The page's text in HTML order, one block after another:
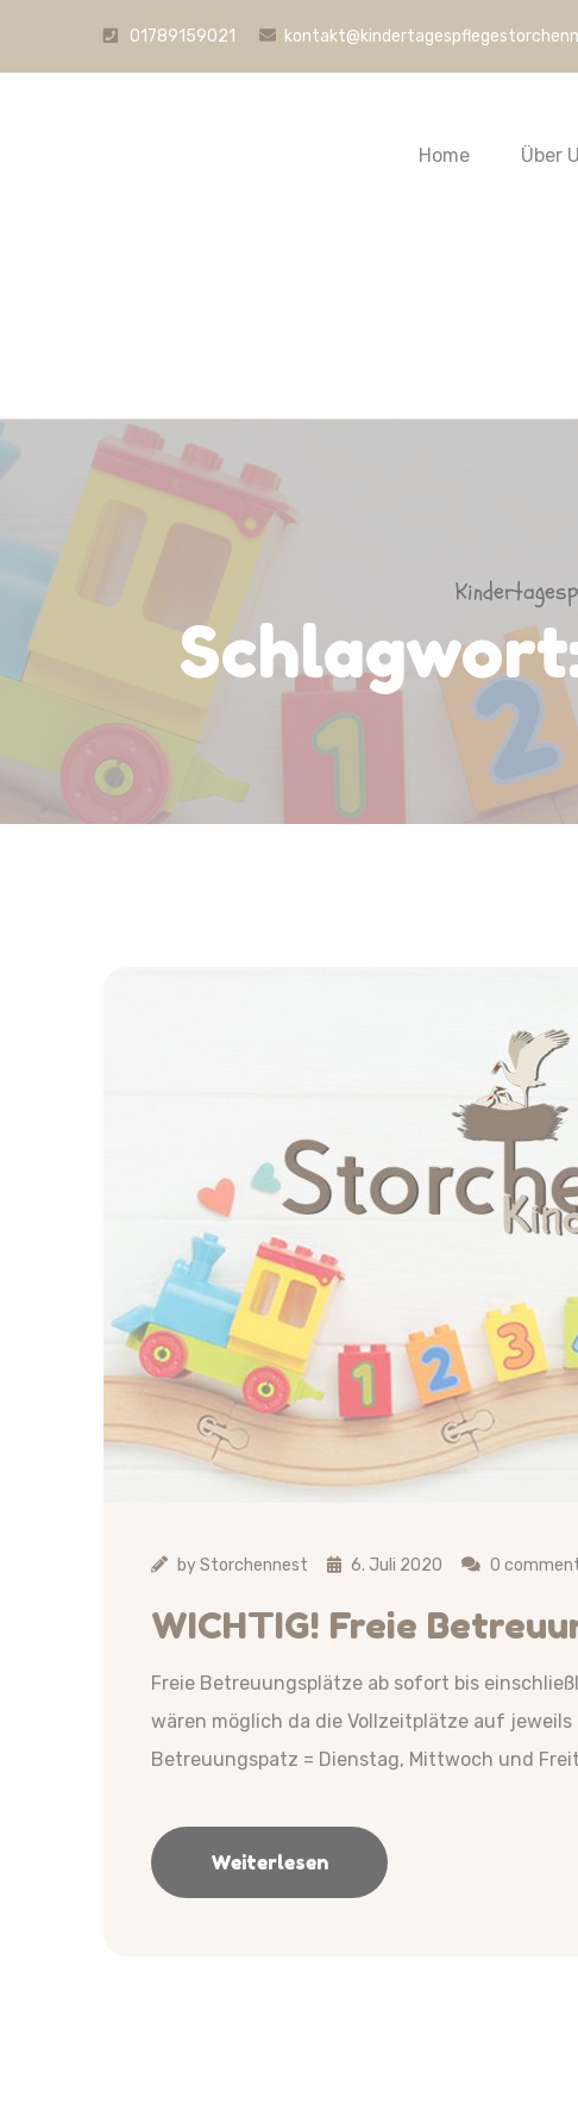
01789159021
Home Über
byStorchennest 6. Juli 2020 0
WICHTIG! Freie
Freie Betreuungsplätze ab sofort bis
wären möglich da die Vollzeitplätze auf
Betreuungspatz = Dienstag, Mittwoch und
Weiterlesen